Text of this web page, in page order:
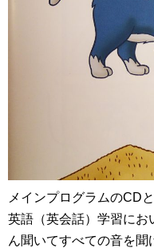
メインプログラムのCD
英語（英会話）学習にお
ん聞いてすべての音を